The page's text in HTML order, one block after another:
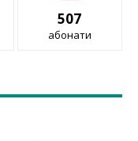
507
абонати